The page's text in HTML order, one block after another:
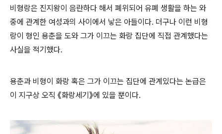
비형랑은 진지왕이 음란하다 해서 폐위되어 유폐 생활을 하는 와
중에 관계한 여성과의 사이에서 낳은 아들이다. 더구나 이런 비형
랑이 형인 용춘을 도와 그가 이끄는 화랑 집단에 직접 관계했다는
사실을 적기했다.
용춘과 비형이 화랑 혹은 그가 이끄는 집단에 관계있다는 논급은
이 지구상 오직 《화랑세기》에 있을 뿐이다.